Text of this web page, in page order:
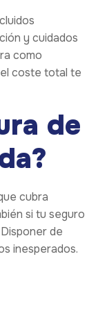
y cuidados
como
coste total te
de
cubra
si tu seguro
de
inesperados.